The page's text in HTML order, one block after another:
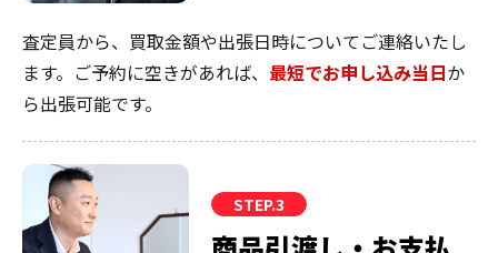
査定員から、買取金額や出張日時についてご連絡いたし
ます。ご予約に空きがあれば、 最短でお申し込み当日か
ら出張可能です。
STEP.3